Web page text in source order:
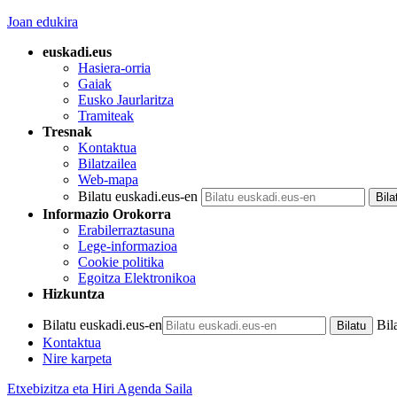
Joan edukira
euskadi.eus
Hasiera-orria
Gaiak
Eusko Jaurlaritza
Tramiteak
Tresnak
Kontaktua
Bilatzailea
Web-mapa
Bilatu euskadi.eus-en
Informazio Orokorra
Erabilerraztasuna
Lege-informazioa
Cookie politika
Egoitza Elektronikoa
Hizkuntza
Bilatu euskadi.eus-en
Kontaktua
Nire karpeta
Etxebizitza eta Hiri Agenda Saila